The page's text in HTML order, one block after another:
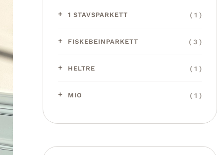
1 STAVSPARKETT ( 1 )
FISKEBEINPARKETT ( 3 )
HELTRE ( 1 )
MIO ( 1 )